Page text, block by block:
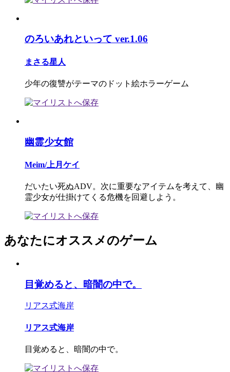
のろいあれといって ver.1.06
まさる星人
少年の復讐がテーマのドット絵ホラーゲーム
幽霊少女館
Meim/上月ケイ
だいたい死ぬADV。次に重要なアイテムを考えて、幽
霊少女が仕掛けてくる危機を回避しよう。
あなたにオススメのゲーム
目覚めると、暗闇の中で。
リアス式海岸
リアス式海岸
目覚めると、暗闇の中で。